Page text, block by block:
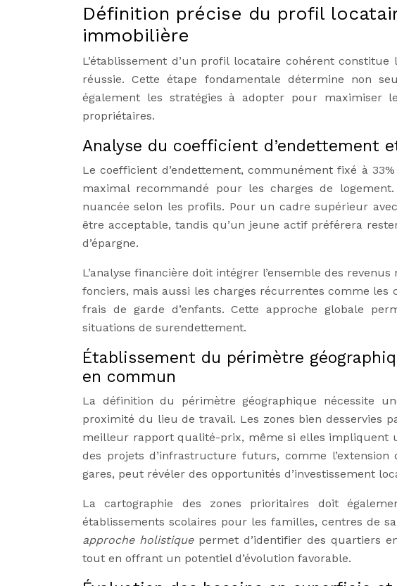
Définition précise du profil
immobilière
L’établissement d’un profil locataire cohérent
réussie. Cette étape fondamentale détermine non
également les stratégies à adopter pour maximiser
propriétaires.
Analyse du coefficient d’endettement
Le coefficient d’endettement, communément fixé à
maximal recommandé pour les charges de
nuancée selon les profils. Pour un cadre supérieur
être acceptable, tandis qu’un jeune actif préférera
d’épargne.
L’analyse financière doit intégrer l’ensemble des
fonciers, mais aussi les charges récurrentes comme
frais de garde d’enfants. Cette approche globale
situations de surendettement.
Établissement du périmètre
en commun
La définition du périmètre géographique nécessite
proximité du lieu de travail. Les zones bien desservies
meilleur rapport qualité-prix, même si elles impliquent
des projets d’infrastructure futurs, comme
gares, peut révéler des opportunités d’investissement
La cartographie des zones prioritaires doit
établissements scolaires pour les familles, centres de
approche holistiquepermet d’identifier des quartiers
tout en offrant un potentiel d’évolution favorable.